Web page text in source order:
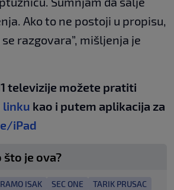
Ako to ne postoji u propisu,
razgovara”, mišljenja je
televizije možete pratiti
linku kao i putem aplikacija za
iPad
što je ova?
RAMO ISAK SEC ONE TARIK PRUSAC